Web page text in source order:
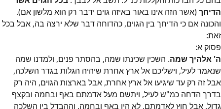
הדיחך(אשר הזה אינו באור באיזה גוים ידבר רק הוא מלשון אם).
והכונה אם כי הדיחך בין הגוים, כהדוחה דבר שלא ירצה בה, אבל בכל
זאת:
פסוק א:
ה' אלהיך שמה. השכין שכינתו שמה, בהסתר פנים, ולמדנו שמה
שנאמר לעיל, וישליכם אל ארץ אחרת שיהיה הגלות בגדר השלכה,
אבל זה רק עד שיגיעו אל ארץ אחרת, אבל בארצות הגוים, היה רק
בדרך הדחה כמ"ש לעיל, ויתשם מעל אדמתם באף ובחמה ובקצף
גדול, אבל חוץ לאדמתם, לא היו באף ובחמה, וההבדל בין השלכה